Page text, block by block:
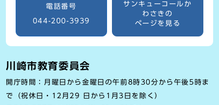
電話番号
044-200-3939
サンキューコールか
わさきの
ページを見る
川崎市教育委員会
開庁時間：月曜日から金曜日の午前8時30分から午後5時ま
で（祝休日・12月29 日から1月3日を除く）